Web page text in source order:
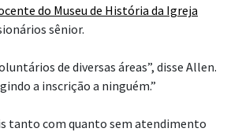
do Museu de História da Igreja
sênior.
de diversas áreas”, disse Allen.
a inscrição a ninguém.”
tanto com quanto sem atendimento